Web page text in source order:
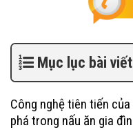
Mục lục bài viết
Công nghệ tiên tiến
phá trong nấu ăn gia